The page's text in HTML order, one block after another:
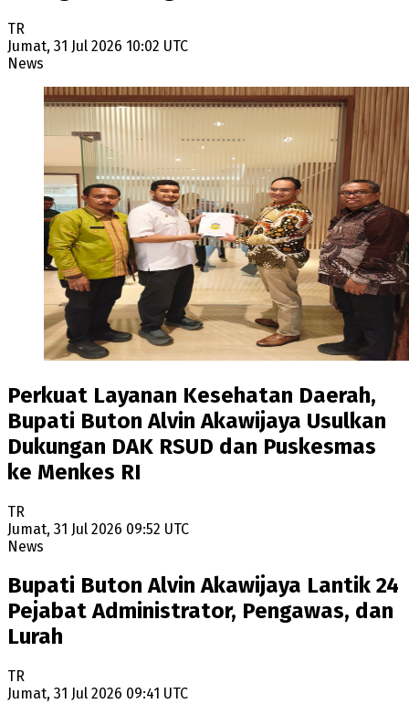
TR
Jumat, 31 Jul 2026 10:02 UTC
News
Perkuat Layanan Kesehatan Daerah,
Bupati Buton Alvin Akawijaya Usulkan
Dukungan DAK RSUD dan Puskesmas
ke Menkes RI
TR
Jumat, 31 Jul 2026 09:52 UTC
News
Bupati Buton Alvin Akawijaya Lantik 24
Pejabat Administrator, Pengawas, dan
Lurah
TR
Jumat, 31 Jul 2026 09:41 UTC